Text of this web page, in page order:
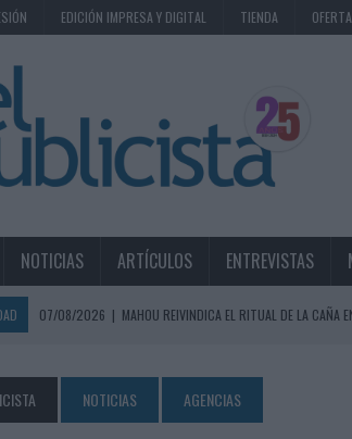
EDICIÓN IMPRESA Y DIGITAL TIENDA
NOTICIAS ARTÍCULOS ENTREVISTAS
07/08/2026 | MAHOU REIVINDICA EL RITUAL DE LA CAÑA
| EL VERANO PONE A PRUEBA LA ESTRATEGIA DIGITAL DE LAS
NOTICIAS AGENCIAS